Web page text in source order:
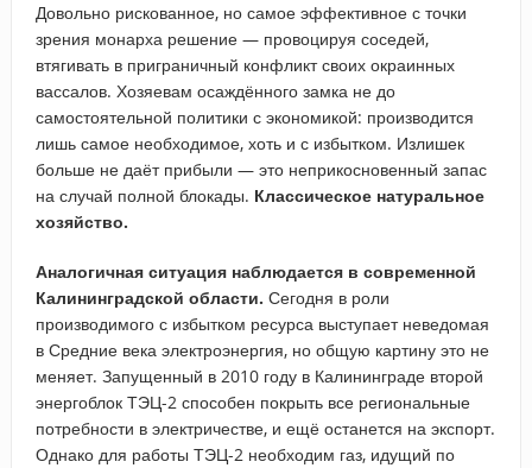
Довольно рискованное, но самое эффективное с точки
зрения монарха решение — провоцируя соседей,
втягивать в приграничный конфликт своих окраинных
вассалов. Хозяевам осаждённого замка не до
самостоятельной политики с экономикой: производится
лишь самое необходимое, хоть и с избытком. Излишек
больше не даёт прибыли — это неприкосновенный запас
на случай полной блокады. Классическое натуральное
хозяйство.
Аналогичная ситуация наблюдается в современной
Калининградской области. Сегодня в роли
производимого с избытком ресурса выступает неведомая
в Средние века электроэнергия, но общую картину это не
меняет. Запущенный в 2010 году в Калининграде второй
энергоблок ТЭЦ-2 способен покрыть все региональные
потребности в электричестве, и ещё останется на экспорт.
Однако для работы ТЭЦ-2 необходим газ, идущий по